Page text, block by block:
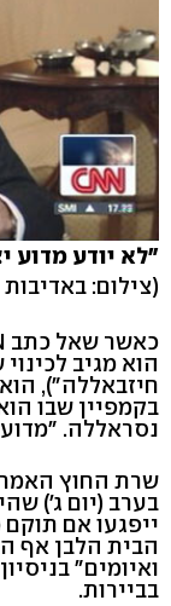
"לא יודע מדוע
(צילום: באדיבות CNN)
הוא מגיב
חיזבאללה"),
בקמפיין שבו
נסראללה.
שרת החוץ
בערב (יום ג')
ייפגעו אם
הבית הלבן אף
ואיומים"
בביירות.